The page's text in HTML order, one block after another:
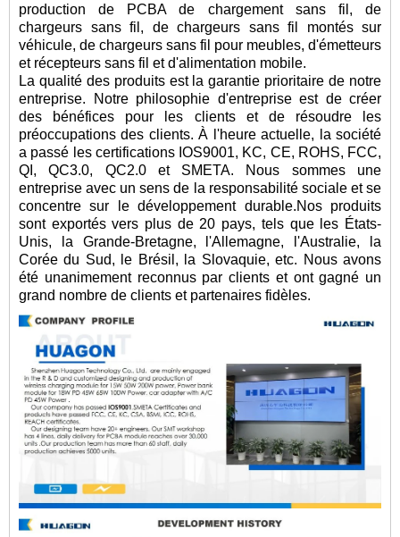
production de PCBA de chargement sans fil, de
chargeurs sans fil, de chargeurs sans fil montés sur
véhicule, de chargeurs sans fil pour meubles, d'émetteurs
et récepteurs sans fil et d'alimentation mobile.
La qualité des produits est la garantie prioritaire de notre
entreprise. Notre philosophie d'entreprise est de créer
des bénéfices pour les clients et de résoudre les
préoccupations des clients. À l'heure actuelle, la société
a passé les certifications IOS9001, KC, CE, ROHS, FCC,
QI, QC3.0, QC2.0 et SMETA. Nous sommes une
entreprise avec un sens de la responsabilité sociale et se
concentre sur le développement durable.Nos produits
sont exportés vers plus de 20 pays, tels que les États-
Unis, la Grande-Bretagne, l'Allemagne, l'Australie, la
Corée du Sud, le Brésil, la Slovaquie, etc. Nous avons
été unanimement reconnus par clients et ont gagné un
grand nombre de clients et partenaires fidèles.